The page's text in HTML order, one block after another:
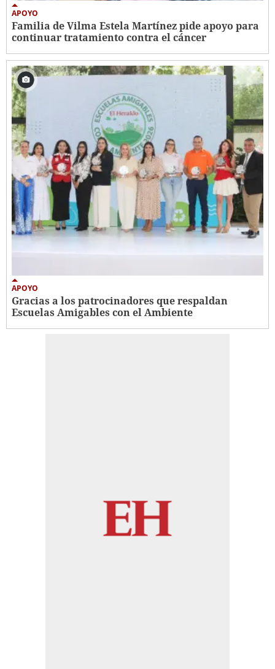
APOYO
Familia de Vilma Estela Martínez pide apoyo para
continuar tratamiento contra el cáncer
APOYO
Gracias a los patrocinadores que respaldan
Escuelas Amigables con el Ambiente